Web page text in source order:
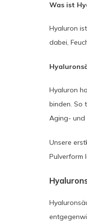
Was ist
Hyaluron
dabei,
Hyaluron
binden. So
Aging- und
Unsere
Pulverform